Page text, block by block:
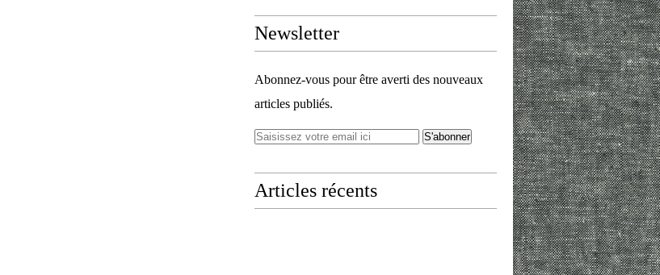
Newsletter
Abonnez-vous pour être averti des nouveaux
articles publiés.
Articles récents